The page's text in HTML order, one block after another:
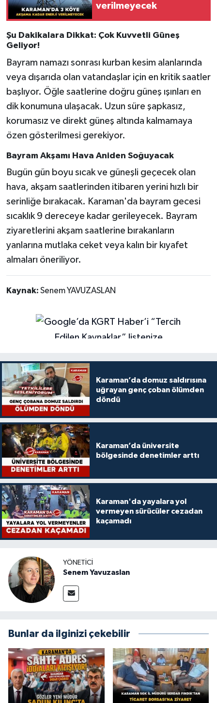
verilmeyecek
Şu Dakikalara Dikkat: Çok Kuvvetli Güneş
Geliyor!
Bayram namazı sonrası kurban kesim alanlarında
veya dışarıda olan vatandaşlar için en kritik saatler
başlıyor. Öğle saatlerine doğru güneş ışınları en
dik konumuna ulaşacak. Uzun süre şapkasız,
korumasız ve direkt güneş altında kalmamaya
özen gösterilmesi gerekiyor.
Bayram Akşamı Hava Aniden Soğuyacak
Bugün gün boyu sıcak ve güneşli geçecek olan
hava, akşam saatlerinden itibaren yerini hızlı bir
serinliğe bırakacak. Karaman'da bayram gecesi
sıcaklık 9 dereceye kadar gerileyecek. Bayram
ziyaretlerini akşam saatlerine bırakanların
yanlarına mutlaka ceket veya kalın bir kıyafet
almaları öneriliyor.
Kaynak: Senem YAVUZASLAN
Karaman’da domuz saldırısına
uğrayan genç çoban ölümden
döndü
Karaman’da üniversite
bölgesinde denetimler arttı
Karaman'da yayalara yol
vermeyen sürücüler cezadan
kaçamadı
YÖNETICI
Senem Yavuzaslan
Bunlar da ilginizi çekebilir